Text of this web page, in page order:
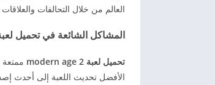
العالم من خلال التحالفات
المشاكل الشائعة في تحميل لعبة العصر
تحميل لعبة 2 modern age
الأفضل تحديث اللعبة إلى أحدث